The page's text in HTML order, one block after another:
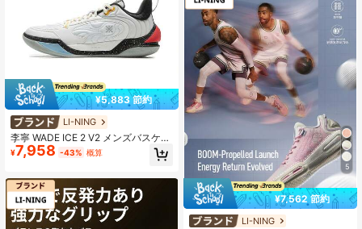
¥5,883 節約
LI-NING
李寧 WADE ICE 2 V2 メンズバスケッ
トボールシューズ、プロスポーツ、
公式本物 ABPV001
¥7,958 -43% 概算
5
¥7,562 節約
LI-NING